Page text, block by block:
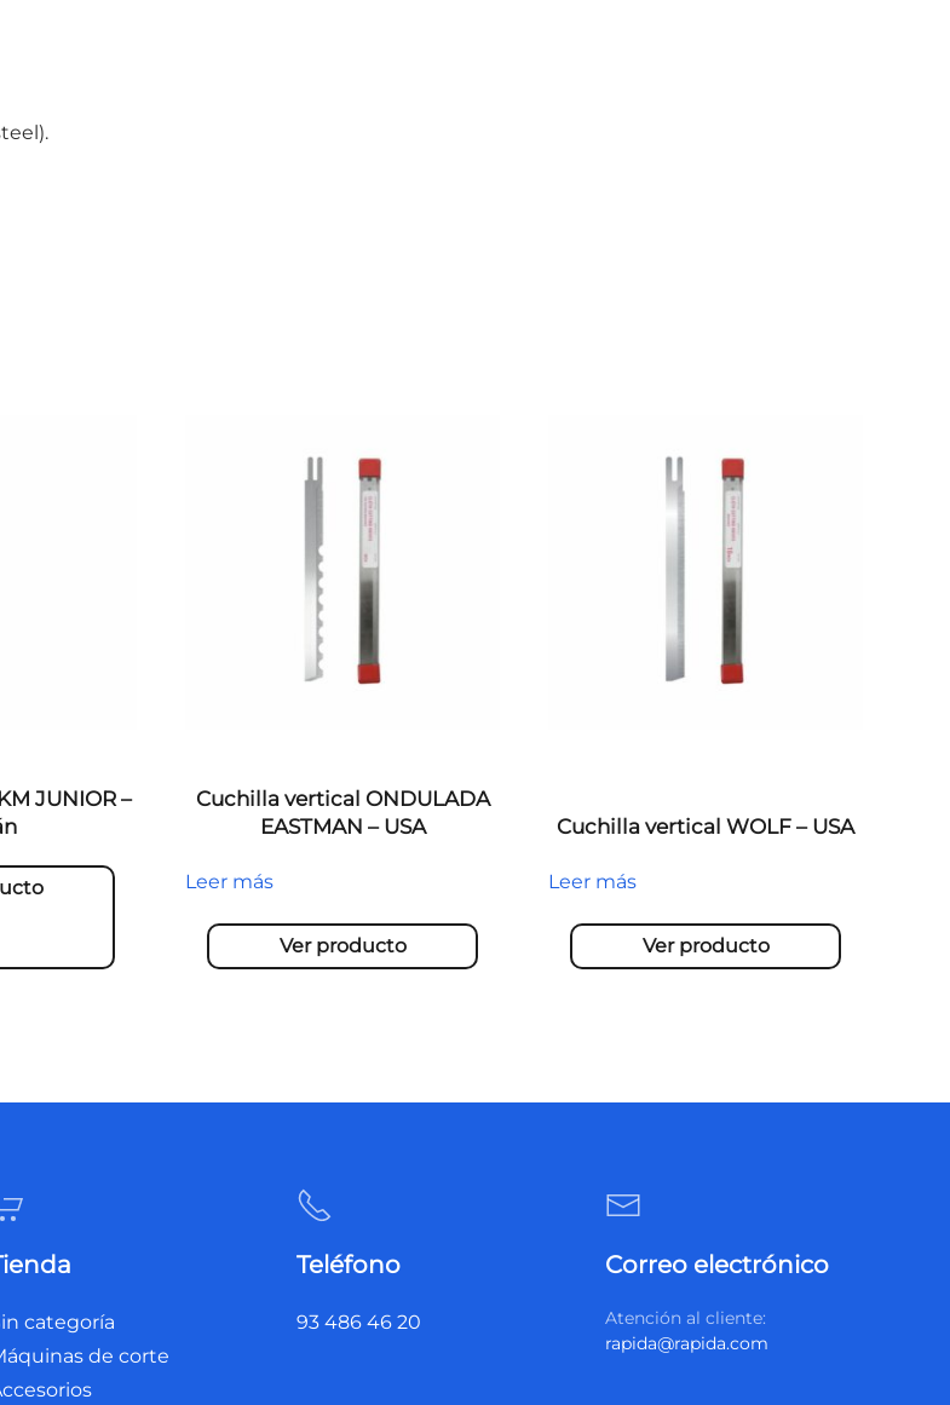
JUNIOR –
Cuchilla vertical ONDULADA
EASTMAN – USA
Leer más
Ver producto
Cuchilla vertical WOLF – USA
Leer más
Ver producto
categoría
de corte
Teléfono
93 486 46 20
Correo electrónico
Atención al cliente:
rapida@rapida.com